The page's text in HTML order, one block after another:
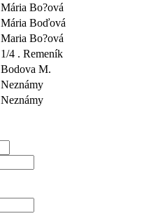
Mária Bo?ová
Mária Boďová
Maria Bo?ová
1/4 . Remeník
Bodova M.
Neznámy
Neznámy